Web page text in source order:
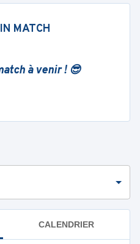
MATCH
à venir ! 😎
CALENDRIER